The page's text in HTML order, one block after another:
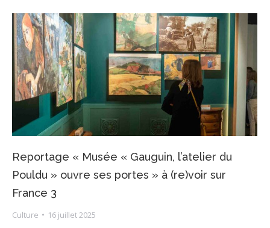
Reportage « Musée « Gauguin, l’atelier du
Pouldu » ouvre ses portes » à (re)voir sur
France 3
Culture
16 juillet 2025